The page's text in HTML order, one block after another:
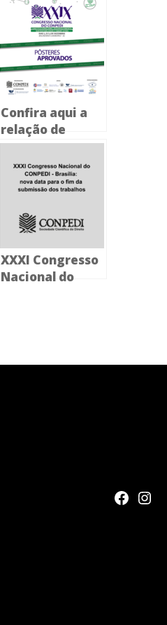
Confira aqui a
relação de
PÔSTERES
aprovados para
o XXIX
Congresso
Nacional do
CONPEDI
XXXI Congresso
Nacional do
dos trabalhos